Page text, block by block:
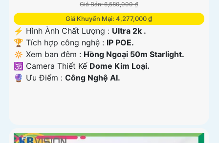
Giá Bán: 6,580,000 ₫
Giá Khuyến Mại: 4,277,000 ₫
️⚡ Hình Ành Chất Lượng : Ultra 2k .
🏆 Tích hợp công nghệ : IP POE.
🔅 Xem ban đêm : Hồng Ngoại 50m Starlight.
🕉️ Camera Thiết Kế Dome Kim Loại.
️🔮 Ưu Điểm : Công Nghệ AI.